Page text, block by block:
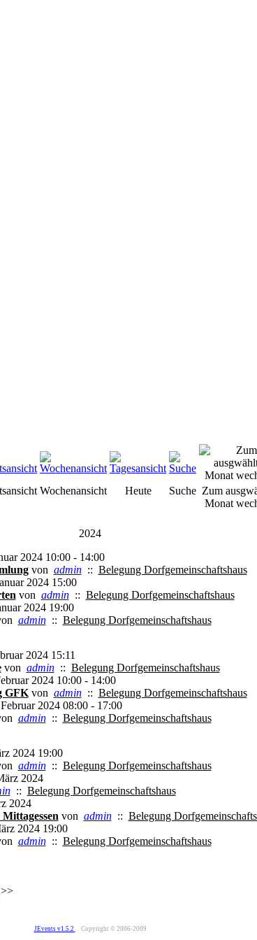
Wochenansicht Heute Suche Zum
Monat
2024
2024 10:00 - 14:00
von admin:: Belegung Dorfgemeinschaftshaus
2024 15:00
von admin:: Belegung Dorfgemeinschaftshaus
2024 19:00
admin:: Belegung Dorfgemeinschaftshaus
2024 15:11
von admin:: Belegung Dorfgemeinschaftshaus
2024 10:00 - 14:00
GFKvon admin:: Belegung Dorfgemeinschaftshaus
2024 08:00 - 17:00
admin:: Belegung Dorfgemeinschaftshaus
2024 19:00
admin:: Belegung Dorfgemeinschaftshaus
2024
:: Belegung Dorfgemeinschaftshaus
2024
Mittagessen von admin:: Belegung
2024 19:00
admin:: Belegung Dorfgemeinschaftshaus
>>
JEvents v1.5.2 Copyright © 2006-2009